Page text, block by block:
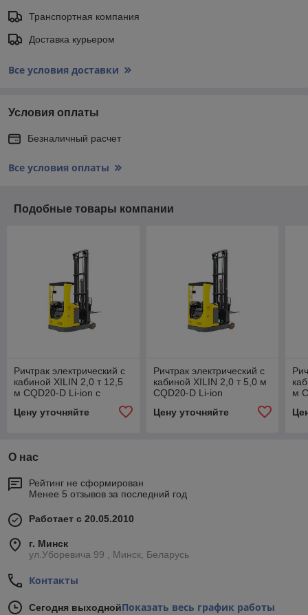
Транспортная компания
Доставка курьером
Все условия доставки
Условия оплаты
Безналичный расчет
Все условия оплаты
Подобные товары компании
Ричтрак электрический с
кабиной XILIN 2,0 т 12,5
м CQD20-D Li-ion с
Цену уточняйте
Ричтрак электрический с
кабиной XILIN 2,0 т 5,0 м
CQD20-D Li-ion
Цену уточняйте
м
О нас
Рейтинг не сформирован
Менее 5 отзывов за последний год
Работает с 20.05.2010
г. Минск
ул.Уборевича 99 , Минск, Беларусь
Контакты
Сегодня выходнойПоказать весь график работы